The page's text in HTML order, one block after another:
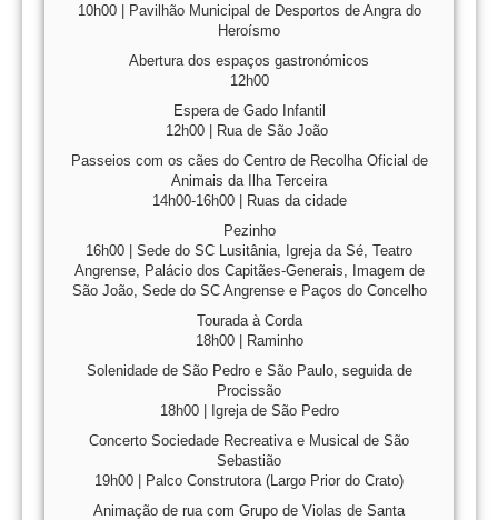
10h00 | Pavilhão Municipal de Desportos de Angra do
Heroísmo
Abertura dos espaços gastronómicos
12h00
Espera de Gado Infantil
12h00 | Rua de São João
Passeios com os cães do Centro de Recolha Oficial de
Animais da Ilha Terceira
14h00-16h00 | Ruas da cidade
Pezinho
16h00 | Sede do SC Lusitânia, Igreja da Sé, Teatro
Angrense, Palácio dos Capitães-Generais, Imagem de
São João, Sede do SC Angrense e Paços do Concelho
Tourada à Corda
18h00 | Raminho
Solenidade de São Pedro e São Paulo, seguida de
Procissão
18h00 | Igreja de São Pedro
Concerto Sociedade Recreativa e Musical de São
Sebastião
19h00 | Palco Construtora (Largo Prior do Crato)
Animação de rua com Grupo de Violas de Santa